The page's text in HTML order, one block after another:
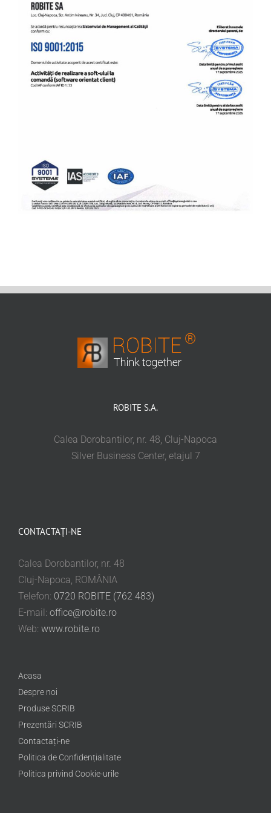
ROBITE S.A.
Calea Dorobantilor, nr. 48, Cluj-Napoca
Silver Business Center, etajul 7
CONTACTAȚI-NE
Calea Dorobantilor, nr. 48
Cluj-Napoca, ROMÂNIA
Telefon: 0720 ROBITE (762 483)
E-mail: office@robite.ro
Web: www.robite.ro
Acasa
Despre noi
Produse SCRIB
Prezentări SCRIB
Contactați-ne
Politica de Confidențialitate
Politica privind Cookie-urile